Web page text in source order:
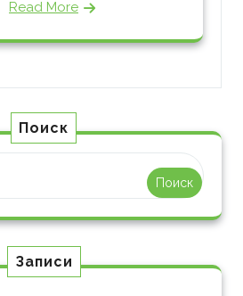
Read More
Поиск
Поиск
Записи